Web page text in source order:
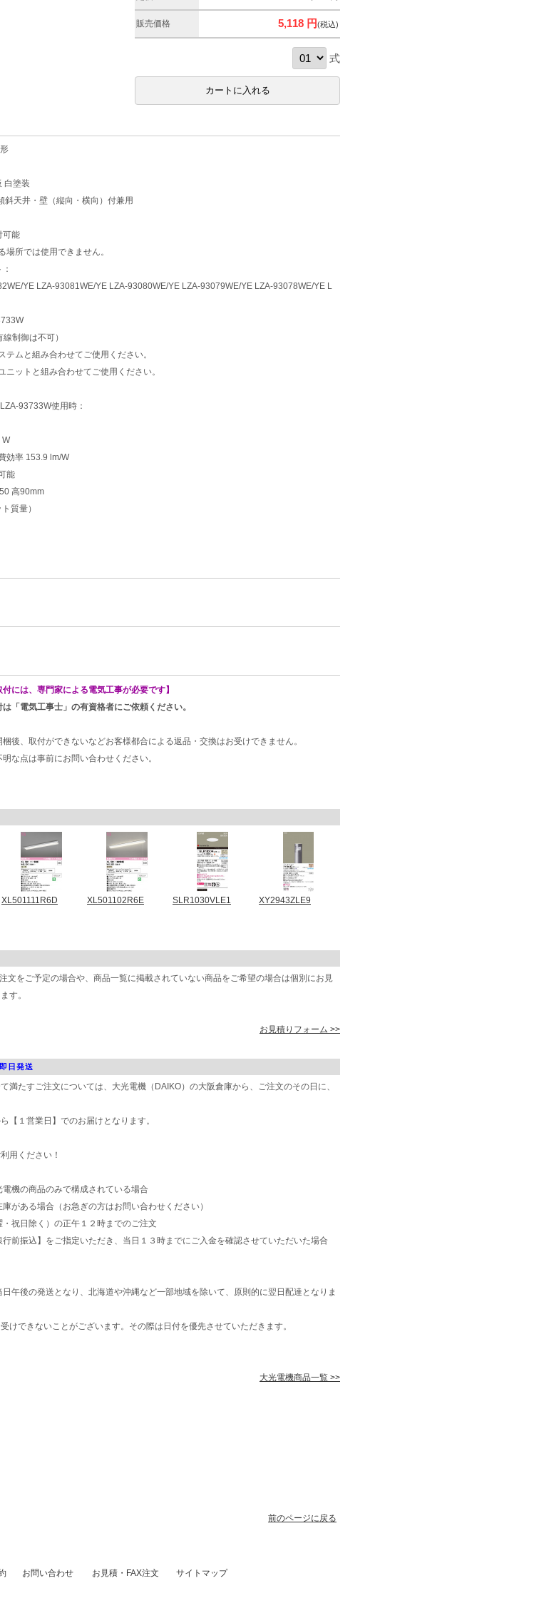
販売価格 5,118 円(税込)
式
白塗装
斜天井・壁（縦向・横向）付兼用
可能
場所では使用できません。
YE LZA-93081WE/YE LZA-93080WE/YE LZA-93079WE/YE LZA-93078WE/YE L
制御は不可）
ムと組み合わせてご使用ください。
ニットと組み合わせてご使用ください。
93733W使用時：
W
効率 153.9 lm/W
能
高90mm
質量）
付には、専門家による電気工事が必要です】
は「電気工事士」の有資格者にご依頼ください。
後、取付ができないなどお客様都合による返品・交換はお受けできません。
明な点は事前にお問い合わせください。
XL501111R6D XL501102R6E SLR1030VLE1 XY2943ZLE9
文をご予定の場合や、商品一覧に掲載されていない商品をご希望の場合は個別にお見
す。
お見積りフォーム >>
日発送
たすご注文については、大光電機（DAIKO）の大阪倉庫から、ご注文のその日に、
【１営業日】でのお届けとなります。
用ください！
機の商品のみで構成されている場合
がある場合（お急ぎの方はお問い合わせください）
祝日除く）の正午１２時までのご注文
前振込】をご指定いただき、当日１３時までにご入金を確認させていただいた場合
午後の発送となり、北海道や沖縄など一部地域を除いて、原則的に翌日配達となりま
けできないことがございます。その際は日付を優先させていただきます。
大光電機商品一覧 >>
前のページに戻る
お問い合わせ お見積・FAX注文 サイトマップ